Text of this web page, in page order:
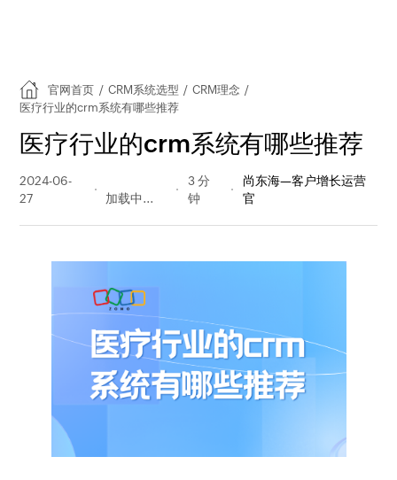
官网首页 / CRM系统选型 / CRM理念 /
医疗行业的crm系统有哪些推荐
医疗行业的crm系统有哪些推荐
2024-06-
27
量
3 分
钟
尚东海—客户增长运营
官